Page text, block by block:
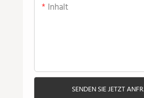
Inhalt
SENDEN SIE JETZT